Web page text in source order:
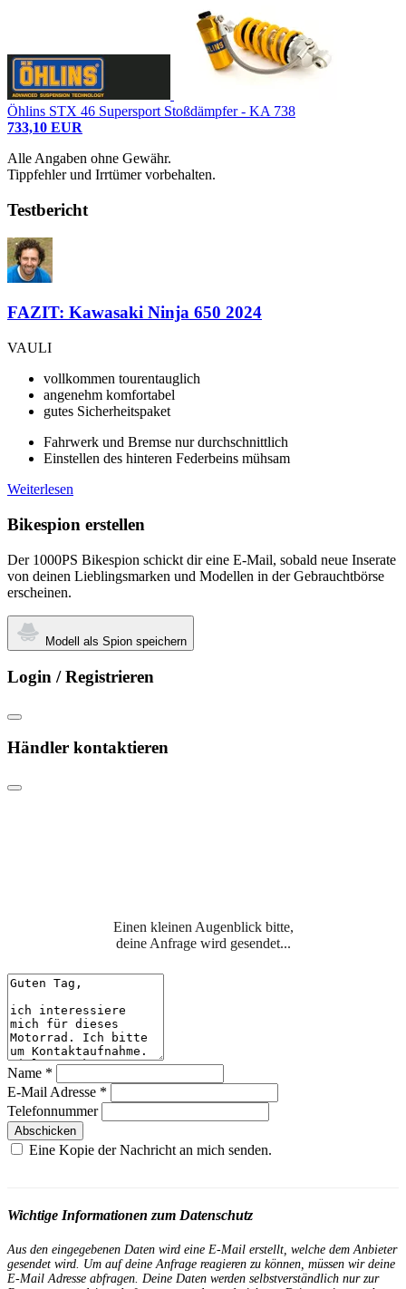
Öhlins STX 46 Supersport Stoßdämpfer - KA 738
733,10 EUR
Alle Angaben ohne Gewähr.
Tippfehler und Irrtümer vorbehalten.
Testbericht
FAZIT: Kawasaki Ninja 650 2024
VAULI
vollkommen tourentauglich
angenehm komfortabel
gutes Sicherheitspaket
Fahrwerk und Bremse nur durchschnittlich
Einstellen des hinteren Federbeins mühsam
Weiterlesen
Bikespion erstellen
Der 1000PS Bikespion schickt dir eine E-Mail, sobald neue Inserate
von deinen Lieblingsmarken und Modellen in der Gebrauchtbörse
erscheinen.
Modell als Spion speichern
Login / Registrieren
Händler kontaktieren
Einen kleinen Augenblick bitte,
deine Anfrage wird gesendet...
Name *
E-Mail Adresse *
Telefonnummer
Abschicken
Eine Kopie der Nachricht an mich senden.
Wichtige Informationen zum Datenschutz
Aus den eingegebenen Daten wird eine E-Mail erstellt, welche dem Anbieter
gesendet wird. Um auf deine Anfrage reagieren zu können, müssen wir deine
E-Mail Adresse abfragen. Deine Daten werden selbstverständlich nur zur